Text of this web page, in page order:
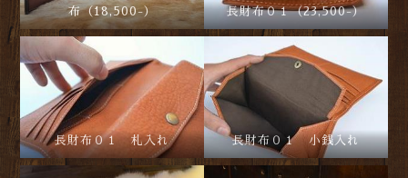
布（18,500-）
長財布０１（23,500-）
長財布０１ 札入れ 長財布０１ 小銭入れ